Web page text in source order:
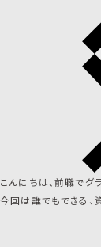
こんにちは、前職でグ
今回は誰でもできる、